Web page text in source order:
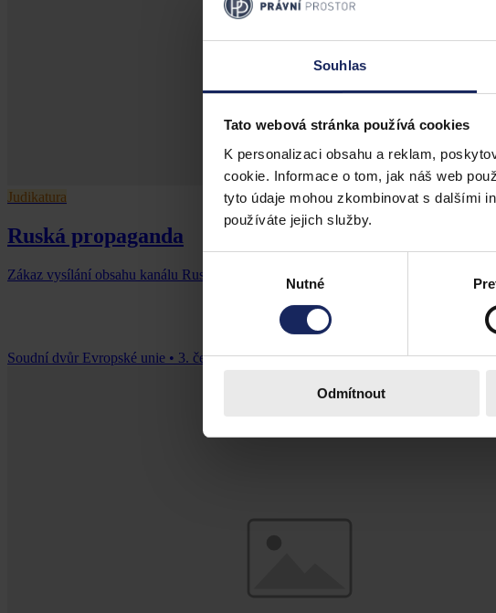
Souhlas
Tato webová stránka používá cookies
K personalizaci obsahu a reklam,
cookie. Informace o tom, jak náš web
tyto údaje mohou zkombinovat s dalšími
používáte jejich služby.
souhlasu
Nutné
Odmítnout
Judikatura
Ruská propaganda
Zákaz vysílání obsahu kanálu Russia Today se vztahuje i na internetové stránky,
Soudní dvůr Evropské unie • 3. července 2026, 00:00